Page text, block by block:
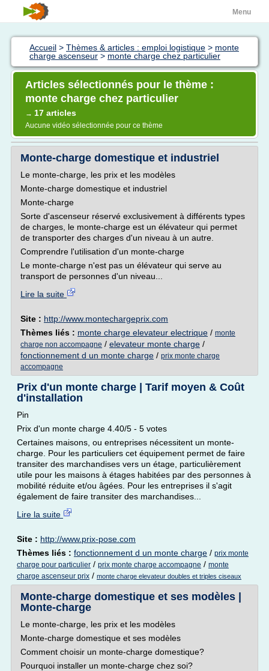
Menu
Accueil > Thèmes & articles : emploi logistique > monte
charge ascenseur > monte charge chez particulier
Articles sélectionnés pour le thème :
monte charge chez particulier
→ 17 articles
Aucune vidéo sélectionnée pour ce thème
Monte-charge domestique et industriel
Le monte-charge, les prix et les modèles
Monte-charge domestique et industriel
Monte-charge
Sorte d'ascenseur réservé exclusivement à différents types
de charges, le monte-charge est un élévateur qui permet
de transporter des charges d'un niveau à un autre.
Comprendre l'utilisation d'un monte-charge
Le monte-charge n'est pas un élévateur qui serve au
transport de personnes d'un niveau...
Lire la suite
Site : http://www.montechargeprix.com
Thèmes liés : monte charge elevateur electrique / monte
charge non accompagne / elevateur monte charge /
fonctionnement d un monte charge / prix monte charge
accompagne
Prix d'un monte charge | Tarif moyen & Coût
d'installation
Pin
Prix d'un monte charge 4.40/5 - 5 votes
Certaines maisons, ou entreprises nécessitent un monte-
charge. Pour les particuliers cet équipement permet de faire
transiter des marchandises vers un étage, particulièrement
utile pour les maisons à étages habitées par des personnes à
mobilité réduite et/ou âgées. Pour les entreprises il s'agit
également de faire transiter des marchandises...
Lire la suite
Site : http://www.prix-pose.com
Thèmes liés : fonctionnement d un monte charge / prix monte
charge pour particulier / prix monte charge accompagne / monte
charge ascenseur prix / monte charge elevateur doubles et triples ciseaux
Monte-charge domestique et ses modèles |
Monte-charge
Le monte-charge, les prix et les modèles
Monte-charge domestique et ses modèles
Comment choisir un monte-charge domestique?
Pourquoi installer un monte-charge chez soi?